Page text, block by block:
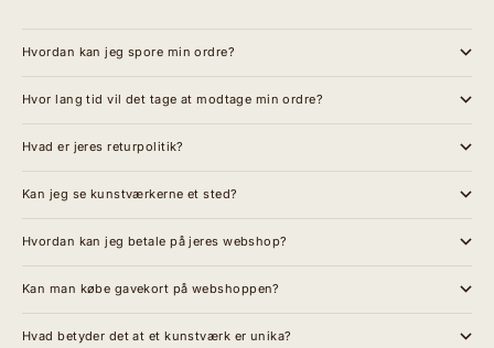
Hvordan kan jeg spore min ordre?
Hvor lang tid vil det tage at modtage min ordre?
Hvad er jeres returpolitik?
Kan jeg se kunstværkerne et sted?
Hvordan kan jeg betale på jeres webshop?
Kan man købe gavekort på webshoppen?
Hvad betyder det at et kunstværk er unika?